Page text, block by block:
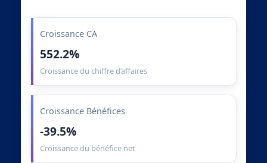
Croissance CA
552.2%
Croissance du chiffre d’affaires
Croissance Bénéfices
-39.5%
Croissance du bénéfice net